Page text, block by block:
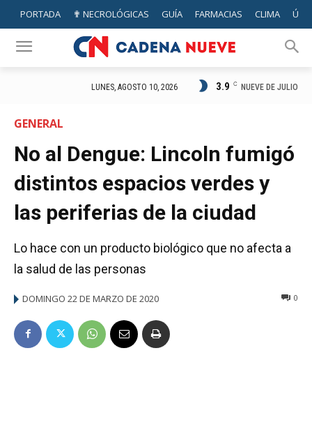
PORTADA ✟ NECROLÓGICAS GUÍA FARMACIAS CLIMA
LUNES, AGOSTO 10, 2026 3.9 C NUEVE DE JULIO
GENERAL
No al Dengue: Lincoln fumigó
distintos espacios verdes y
las periferias de la ciudad
Lo hace con un producto biológico que no afecta a
la salud de las personas
DOMINGO 22 DE MARZO DE 2020 0